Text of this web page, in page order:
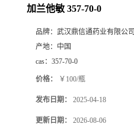
加兰他敏 357-70-0
品牌： 武汉鼎信通药业有限公司
产地： 中国
cas： 357-70-0
价格： ￥100/瓶
发布日期： 2025-04-18
更新日期： 2026-08-06